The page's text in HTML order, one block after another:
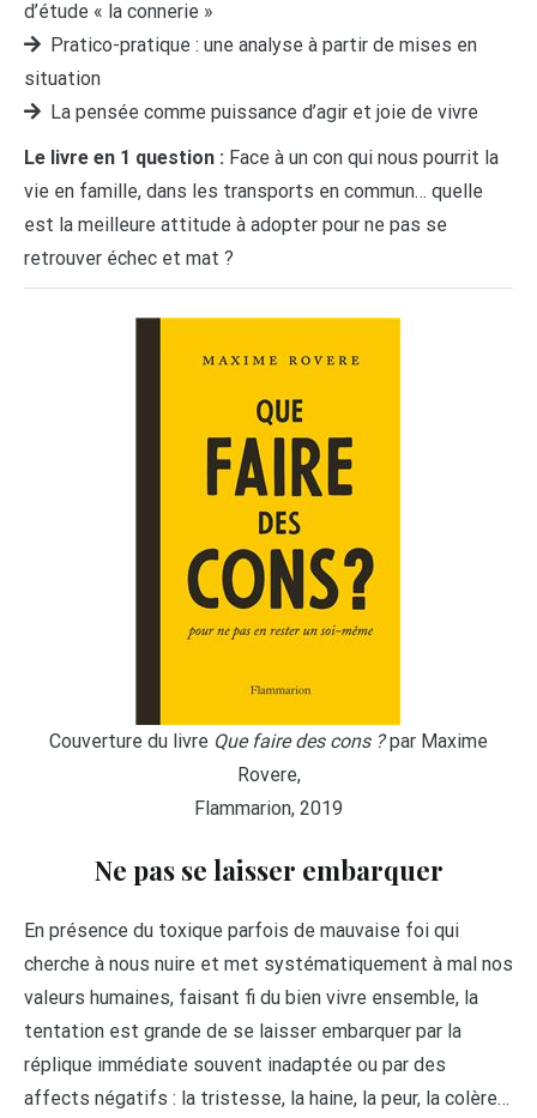
d’étude « la connerie »
Pratico-pratique : une analyse à partir de mises en
situation
La pensée comme puissance d’agir et joie de vivre
Le livre en 1 question : Face à un con qui nous pourrit la
vie en famille, dans les transports en commun… quelle
est la meilleure attitude à adopter pour ne pas se
retrouver échec et mat ?
Couverture du livre Que faire des cons ?par Maxime
Rovere,
Flammarion, 2019
Ne pas se laisser embarquer
En présence du toxique parfois de mauvaise foi qui
cherche à nous nuire et met systématiquement à mal nos
valeurs humaines, faisant fi du bien vivre ensemble, la
tentation est grande de se laisser embarquer par la
réplique immédiate souvent inadaptée ou par des
affects négatifs : la tristesse, la haine, la peur, la colère…